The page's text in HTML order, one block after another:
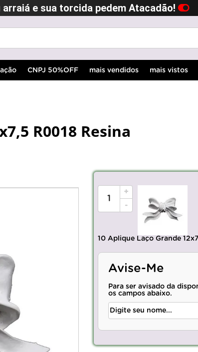
arraiá e sua torcida pedem Atacadão!
CNPJ 50%OFF mais vendidos mais vistos
R0018 Resina
+
-
10 Aplique Laço Grande
Avise-Me
Para ser avisado da
os campos abaixo.